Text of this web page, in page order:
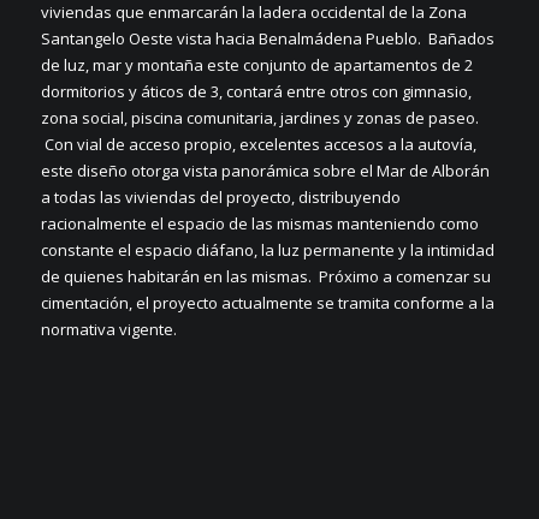
viviendas que enmarcarán la ladera occidental de la Zona
Santangelo Oeste vista hacia Benalmádena Pueblo. Bañados
de luz, mar y montaña este conjunto de apartamentos de 2
dormitorios y áticos de 3, contará entre otros con gimnasio,
zona social, piscina comunitaria, jardines y zonas de paseo.
Con vial de acceso propio, excelentes accesos a la autovía,
este diseño otorga vista panorámica sobre el Mar de Alborán
a todas las viviendas del proyecto, distribuyendo
racionalmente el espacio de las mismas manteniendo como
constante el espacio diáfano, la luz permanente y la intimidad
de quienes habitarán en las mismas. Próximo a comenzar su
cimentación, el proyecto actualmente se tramita conforme a la
normativa vigente.